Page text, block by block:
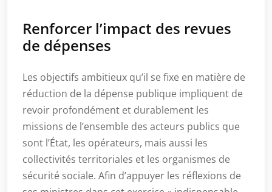
Renforcer l’impact des revues
de dépenses
Les objectifs ambitieux qu’il se fixe en matière de
réduction de la dépense publique impliquent de
revoir profondément et durablement les
missions de l’ensemble des acteurs publics que
sont l’État, les opérateurs, mais aussi les
collectivités territoriales et les organismes de
sécurité sociale. Afin d’appuyer les réflexions de